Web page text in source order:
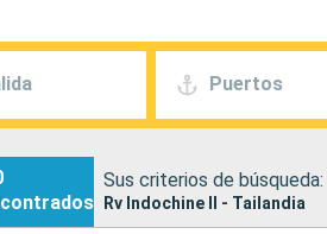
Puertos
Sus criterios de búsqueda:
Rv Indochine II - Tailandia